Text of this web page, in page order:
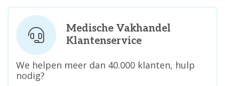
Medische Vakhandel
Klantenservice
We helpen meer dan 40.000 klanten, hulp
nodig?